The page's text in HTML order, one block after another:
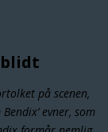
på scenen,
evner, som